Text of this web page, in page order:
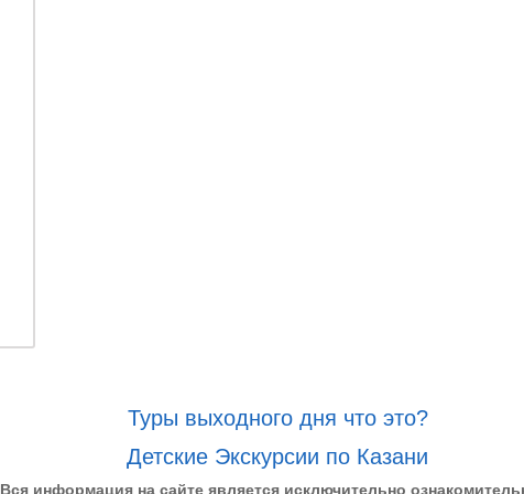
Туры выходного дня что это?
Детские Экскурсии по Казани
Вся информация на сайте является исключительно